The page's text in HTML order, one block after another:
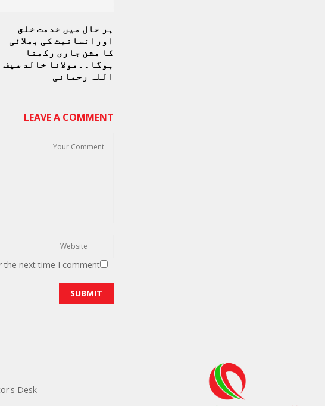
ہر حال میں خدمت خلق
اورانسانیت کی بھلائی
کا مشن جاری رکھنا
ہوگا۔۔مولانا خالد سیف
اللہ رحمانی
LEAVE A COMMENT
the next time I comment.
Desk